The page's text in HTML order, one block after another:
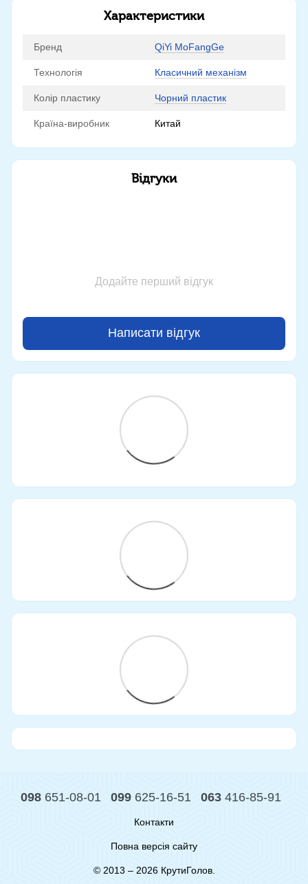
Характеристики
Бренд QiYi MoFangGe
Технологія Класичний механізм
Колір пластику Чорний пластик
Країна-виробник Китай
Відгуки
Додайте перший відгук
Написати відгук
098 651-08-01 099 625-16-51 063 416-85-91
Контакти
Повна версія сайту
© 2013 – 2026 КрутиГолов.